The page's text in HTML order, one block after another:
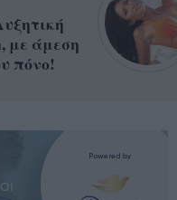
με άμεση
πόνο!